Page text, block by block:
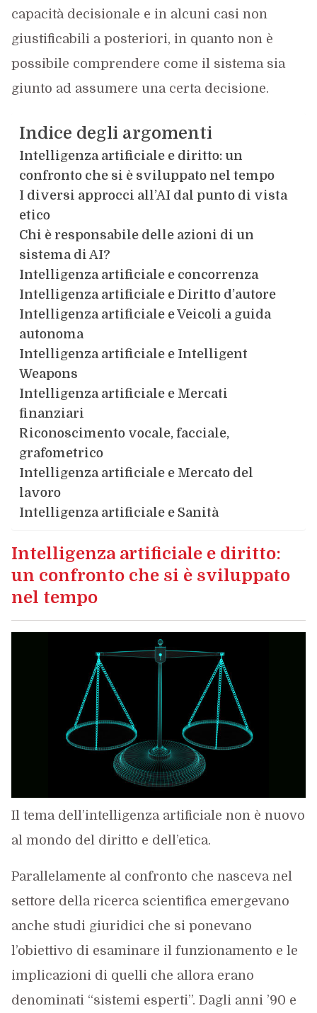
capacità decisionale e in alcuni casi non
giustificabili a posteriori, in quanto non è
possibile comprendere come il sistema sia
giunto ad assumere una certa decisione.
Indice degli argomenti
Intelligenza artificiale e diritto: un
confronto che si è sviluppato nel tempo
I diversi approcci all’AI dal punto di vista
etico
Chi è responsabile delle azioni di un
sistema di AI?
Intelligenza artificiale e concorrenza
Intelligenza artificiale e Diritto d’autore
Intelligenza artificiale e Veicoli a guida
autonoma
Intelligenza artificiale e Intelligent
Weapons
Intelligenza artificiale e Mercati
finanziari
Riconoscimento vocale, facciale,
grafometrico
Intelligenza artificiale e Mercato del
lavoro
Intelligenza artificiale e Sanità
Intelligenza artificiale e diritto:
un confronto che si è sviluppato
nel tempo
Il tema dell’intelligenza artificiale non è nuovo
al mondo del diritto e dell’etica.
Parallelamente al confronto che nasceva nel
settore della ricerca scientifica emergevano
anche studi giuridici che si ponevano
l’obiettivo di esaminare il funzionamento e le
implicazioni di quelli che allora erano
denominati “sistemi esperti”. Dagli anni ’90 e